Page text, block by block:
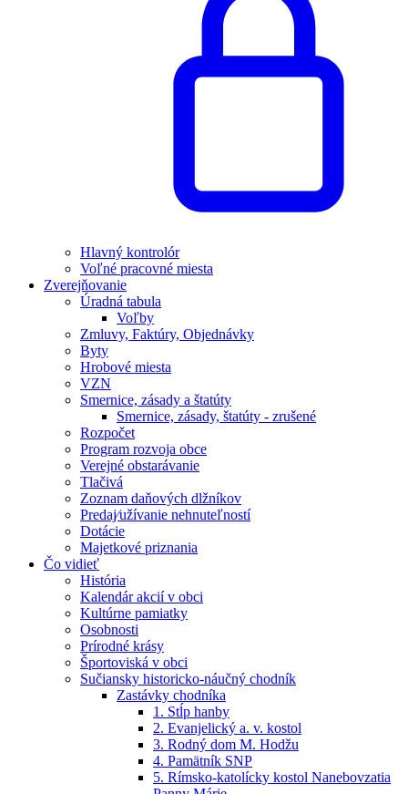
Hlavný kontrolór
Voľné pracovné miesta
Zverejňovanie
Úradná tabula
Voľby
Zmluvy, Faktúry, Objednávky
Byty
Hrobové miesta
VZN
Smernice, zásady a štatúty
Smernice, zásady, štatúty - zrušené
Rozpočet
Program rozvoja obce
Verejné obstarávanie
Tlačivá
Zoznam daňových dlžníkov
Predaj⁄užívanie nehnuteľností
Dotácie
Majetkové priznania
Čo vidieť
História
Kalendár akcií v obci
Kultúrne pamiatky
Osobnosti
Prírodné krásy
Športoviská v obci
Sučiansky historicko-náučný chodník
Zastávky chodníka
1. Stĺp hanby
2. Evanjelický a. v. kostol
3. Rodný dom M. Hodžu
4. Pamätník SNP
5. Rímsko-katolícky kostol Nanebovzatia